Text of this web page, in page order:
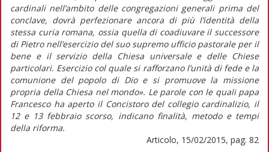
cardinali nell’ambito delle congregazioni generali prima del
conclave, dovrà perfezionare ancora di più l’identità della
stessa curia romana, ossia quella di coadiuvare il successore
di Pietro nell’esercizio del suo supremo ufficio pastorale per il
bene e il servizio della Chiesa universale e delle Chiese
particolari. Esercizio col quale si rafforzano l’unità di fede e la
comunione del popolo di Dio e si promuove la missione
propria della Chiesa nel mondo». Le parole con le quali papa
Francesco ha aperto il Concistoro del collegio cardinalizio, il
12 e 13 febbraio scorso, indicano finalità, metodo e tempi
della riforma.
Articolo, 15/02/2015, pag. 82